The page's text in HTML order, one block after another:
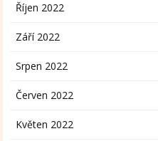
Říjen 2022
Září 2022
Srpen 2022
Červen 2022
Květen 2022